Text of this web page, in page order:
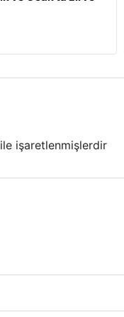
ile işaretlenmişlerdir